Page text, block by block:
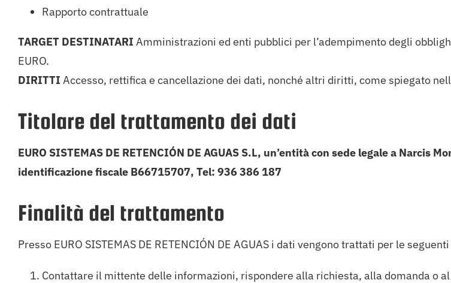
Rapporto contrattuale
TARGET DESTINATARI Amministrazioni ed enti pubblici per l’adempimento degli
EURO.
DIRITTI Accesso, rettifica e cancellazione dei dati, nonché altri diritti, come spiegato
Titolare del trattamento dei dati
EURO SISTEMAS DE RETENCIÓN DE AGUAS S.L, un’entità con sede legale a
identificazione fiscale B66715707, Tel: 936 386 187
Finalità del trattamento
Presso EURO SISTEMAS DE RETENCIÓN DE AGUAS i dati vengono trattati per le
Contattare il mittente delle informazioni, rispondere alla richiesta, alla domanda o